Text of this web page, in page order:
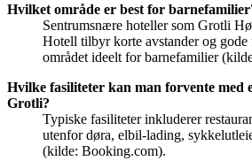
Hvilket område er best for
Sentrumsnære hoteller som Grotli
Hotell tilbyr korte avstander og gode
området ideelt for barnefamilier
Hvilke fasiliteter kan man forvente med
Grotli?
Typiske fasiliteter inkluderer
utenfor døra, elbil-lading,
(kilde: Booking.com).